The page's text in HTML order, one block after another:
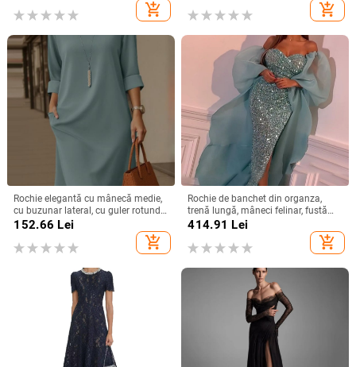
add_shopping_cart add_shopping_cart
Rochie elegantă cu mânecă medie,
cu buzunar lateral, cu guler rotund,
versatilă, de culoare solidă, din
152.66 Lei
add_shopping_cart
Rochie de banchet din organza,
trenă lungă, mâneci felinar, fustă
lungă — Primăvara 2024
414.91 Lei
add_shopping_cart